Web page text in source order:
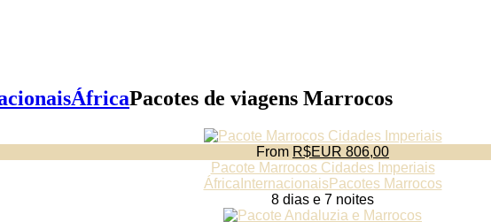
ÁfricaPacotes de viagens Marrocos
From R$EUR 806,00
Pacote Marrocos Cidades Imperiais
África InternacionaisPacotes Marrocos
8 dias e 7 noites